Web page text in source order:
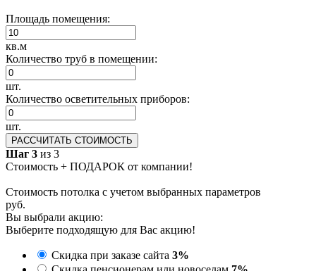
Площадь помещения:
кв.м
Количество труб в помещении:
шт.
Количество осветительных приборов:
шт.
РАССЧИТАТЬ СТОИМОСТЬ
Шаг 3 из 3
Стоимость + ПОДАРОК от компании!
Стоимость потолка с учетом выбранных параметров
руб.
Вы выбрали акцию:
Выберите подходящую для Вас акцию!
Скидка при заказе сайта 3%